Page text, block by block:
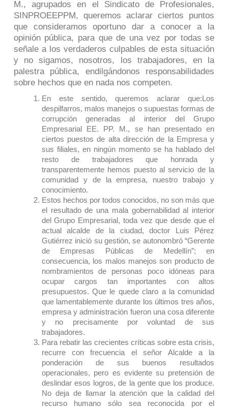
M., agrupados en el Sindicato de Profesionales,
SINPROEEPPM, queremos aclarar ciertos puntos
que consideramos oportuno dar a conocer a la
opinión pública, para que de una vez por todas se
señale a los verdaderos culpables de esta situación
y no sigamos, nosotros, los trabajadores, en la
palestra pública, endilgándonos responsabilidades
sobre hechos que en nada nos competen.
En este sentido, queremos aclarar que:Los
despilfarros, malos manejos o supuestas formas de
corrupción generadas al interior del Grupo
Empresarial EE. PP. M., se han presentado en
ciertos puestos de alta dirección de la Empresa y
sus filiales, en ningún momento se ha hablado del
resto de trabajadores que honrada y
transparentemente hemos puesto al servicio de la
comunidad y de la empresa, nuestro trabajo y
conocimiento.
Estos hechos por todos conocidos, no son más que
el resultado de una mala gobernabilidad al interior
del Grupo Empresarial, toda vez que desde que el
actual alcalde de la ciudad, doctor Luis Pérez
Gutiérrez inició su gestión, se autonombró “Gerente
de Empresas Públicas de Medellín”; en
consecuencia, los malos manejos son producto de
nombramientos de personas poco idóneas para
ocupar cargos tan importantes con altos
presupuestos. Que le quede claro a la comunidad
que lamentablemente durante los últimos tres años,
empresa y administración fueron una cosa diferente
y no precisamente por voluntad de sus
trabajadores.
Para rebatir las crecientes críticas sobre esta crisis,
recurre con frecuencia el señor Alcalde a la
ponderación de sus buenos resultados
operacionales, pero es evidente su pretensión de
deslindar esos logros, de la gente que los produce.
No deja de llamar la atención que la calidad del
recurso humano sólo sea reconocida por el